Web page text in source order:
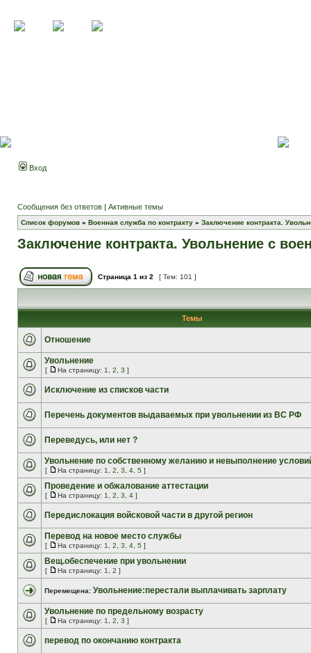
Вход
Сообщения без ответов | Активные темы
Список форумов » Военная служба по контракту » Заключение контракта.
Заключение контракта. Увольнение с
Страница 1 из 2 [ Тем: 101 ]
Темы
Отношение
Увольнение
[ На страницу: 1 2 3 ]
Исключение из списков части
Перечень документов выдаваемых при увольнении из ВС РФ
Переведусь, или нет ?
Увольнение по собственному желанию и невыполнение
[ На страницу: 1 2 3 4 5 ]
Проведение и обжалование аттестации
[ На страницу: 1 2 3 4 ]
Передислокация войсковой части в другой регион
Перевод на новое место службы
[ На страницу: 1 2 3 4 5 ]
Вещ.обеспечение при увольнении
[ На страницу: 1 2 ]
Перемещена: Увольнение:перестали выплачивать зарплату
Увольнение по предельному возрасту
[ На страницу: 1 2 3 ]
перевод по окончанию контракта